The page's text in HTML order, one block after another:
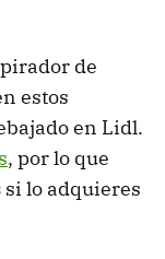
de
estos
en Lidl.
, por lo que
si lo adquieres